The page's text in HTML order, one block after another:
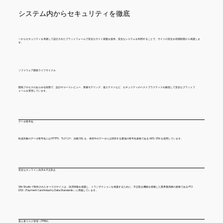
システム内からセキュリティを徹底
一からセキュリティを考慮して設計されたプラットフォームで安全なサイト基盤を提供。安全なシステムを利用することで、サイトの安全を初期段階から保護しま
す。
ソフトウェア開発ライフサイクル
開発プロセスのあらゆる段階で、設計やコードレビュー、脅威モデリング、侵入テストなど、セキュリティのベストプラクティスを駆使して安全なプラットフ
ォームを実現しています。
データ暗号化
転送対象のデータ暗号化には HTTPS、TLS 1.2+、自動 SSL を、保存中のデータには現存する最強の暗号化規格である AES-256 を使用しています。
安全なオンライン決済＆不正防止
Wix Studio で制作されたすべてのサイトは、決済情報を保護し、トランザクションを保護するために、不正防止機能を搭載した業界最高峰の規格である PCI
DSS（Payment Card Industry Data Standards）に準拠しています。
第三者リスク管理（TPRM）